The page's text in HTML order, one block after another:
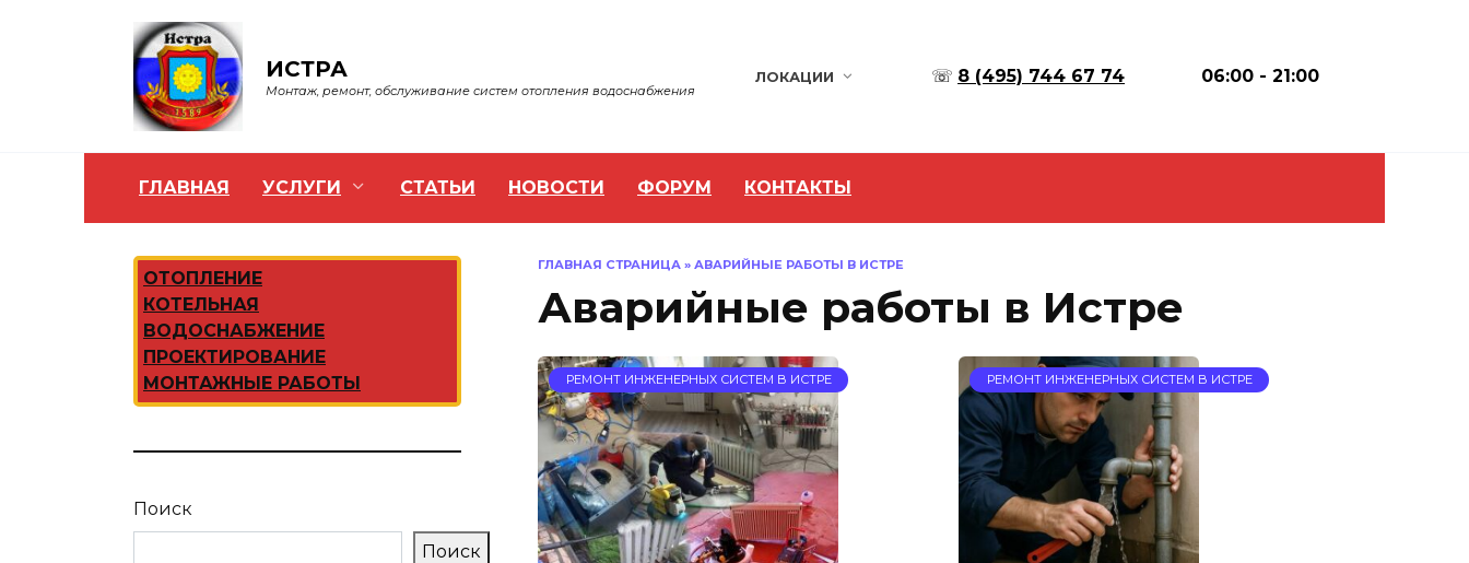
ИСТРА
Монтаж, ремонт, обслуживание систем отопления водоснабжения
ЛОКАЦИИ ☏ 8 (495) 744 67 74 06:00 - 21:00
ГЛАВНАЯ УСЛУГИ СТАТЬИ НОВОСТИ ФОРУМ КОНТАКТЫ
ГЛАВНАЯ СТРАНИЦА » АВАРИЙНЫЕ РАБОТЫ В ИСТРЕ
Аварийные работы в Истре
РЕМОНТ ИНЖЕНЕРНЫХ СИСТЕМ В ИСТРЕ РЕМОНТ ИНЖЕНЕРНЫХ СИСТЕМ В ИСТРЕ
ОТОПЛЕНИЕ
КОТЕЛЬНАЯ
ВОДОСНАБЖЕНИЕ
ПРОЕКТИРОВАНИЕ
МОНТАЖНЫЕ РАБОТЫ
Поиск
Поиск